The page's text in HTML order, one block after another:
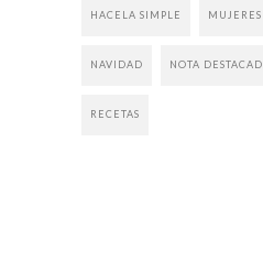
HACELA SIMPLE
NAVIDAD NOTA
RECETAS